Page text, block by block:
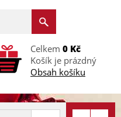
Celkem 0 Kč
Košík je prázdný
Obsah košíku